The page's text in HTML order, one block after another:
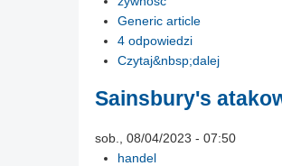
Generic article
4 odpowiedzi
Czytaj&nbsp;dalej
Sainsbury's
sob., 08/04/2023 - 07:50
handel